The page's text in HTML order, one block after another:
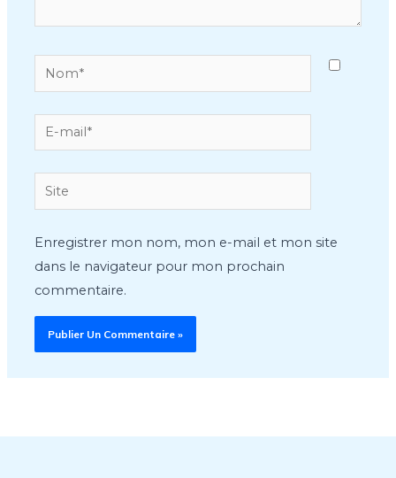
Nom*
E-
mail*
Site
Enregistrer mon nom, mon e-mail et mon site
dans le navigateur pour mon prochain
commentaire.